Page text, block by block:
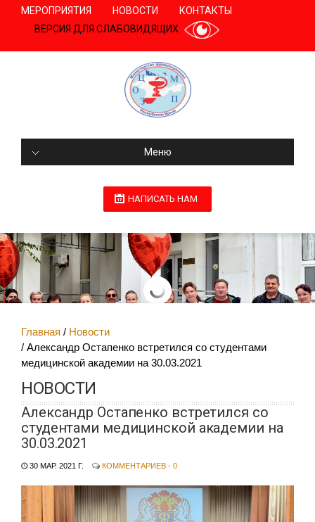
МЕРОПРИЯТИЯ НОВОСТИ
КОНТАКТЫ
ВЕРСИЯ ДЛЯ СЛАБОВИДЯЩИХ
Меню
НАПИСАТЬ НАМ
Главная
Новости
Александр Остапенко встретился со студентами
медицинской академии на 30.03.2021
НОВОСТИ
Александр Остапенко встретился со
студентами медицинской академии на
30.03.2021
30 МАР. 2021 Г. КОММЕНТАРИЕВ - 0